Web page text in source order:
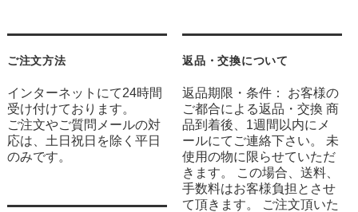
ご注文方法
インターネットにて24時間
受け付けております。
ご注文やご質問メールの対
応は、土日祝日を除く平日
のみです。
返品・交換について
返品期限・条件： お客様の
ご都合による返品・交換 商
品到着後、1週間以内にメ
ールにてご連絡下さい。 未
使用の物に限らせていただ
きます。 この場合、送料、
手数料はお客様負担とさせ
て頂きます。 ご注文頂いた